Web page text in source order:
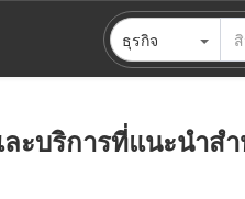
ธุรกิจ
ะบริการที่แนะนำส